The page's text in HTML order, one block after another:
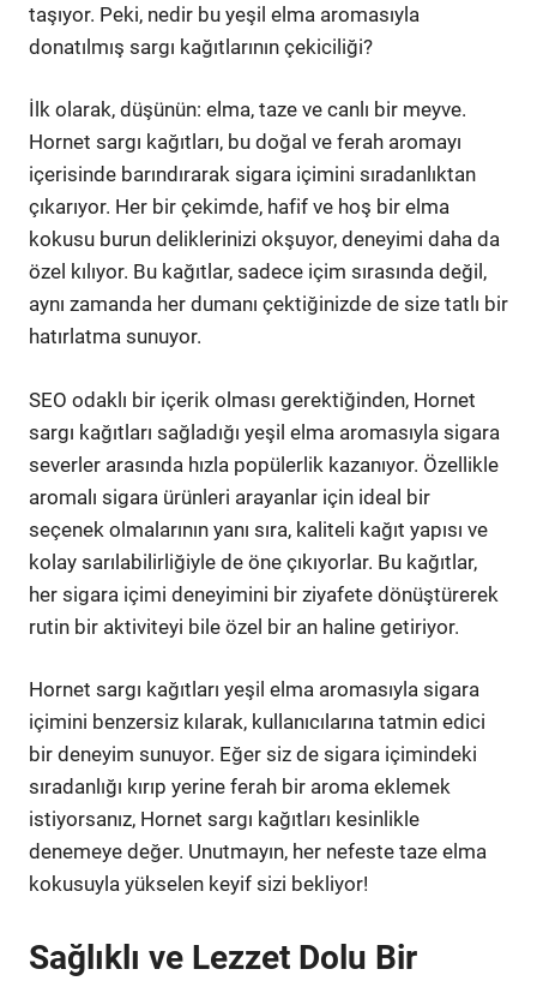
taşıyor. Peki, nedir bu yeşil elma aromasıyla
donatılmış sargı kağıtlarının çekiciliği?
İlk olarak, düşünün: elma, taze ve canlı bir meyve.
Hornet sargı kağıtları, bu doğal ve ferah aromayı
içerisinde barındırarak sigara içimini sıradanlıktan
çıkarıyor. Her bir çekimde, hafif ve hoş bir elma
kokusu burun deliklerinizi okşuyor, deneyimi daha da
özel kılıyor. Bu kağıtlar, sadece içim sırasında değil,
aynı zamanda her dumanı çektiğinizde de size tatlı bir
hatırlatma sunuyor.
SEO odaklı bir içerik olması gerektiğinden, Hornet
sargı kağıtları sağladığı yeşil elma aromasıyla sigara
severler arasında hızla popülerlik kazanıyor. Özellikle
aromalı sigara ürünleri arayanlar için ideal bir
seçenek olmalarının yanı sıra, kaliteli kağıt yapısı ve
kolay sarılabilirliğiyle de öne çıkıyorlar. Bu kağıtlar,
her sigara içimi deneyimini bir ziyafete dönüştürerek
rutin bir aktiviteyi bile özel bir an haline getiriyor.
Hornet sargı kağıtları yeşil elma aromasıyla sigara
içimini benzersiz kılarak, kullanıcılarına tatmin edici
bir deneyim sunuyor. Eğer siz de sigara içimindeki
sıradanlığı kırıp yerine ferah bir aroma eklemek
istiyorsanız, Hornet sargı kağıtları kesinlikle
denemeye değer. Unutmayın, her nefeste taze elma
kokusuyla yükselen keyif sizi bekliyor!
Sağlıklı ve Lezzet Dolu Bir